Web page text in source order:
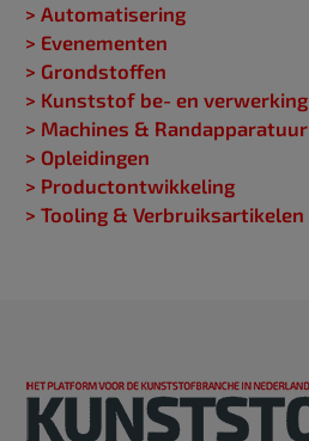
> Automatisering
> Evenementen
> Grondstoffen
> Kunststof be- en verwerking
> Machines & Randapparatuur
> Opleidingen
> Productontwikkeling
> Tooling & Verbruiksartikelen